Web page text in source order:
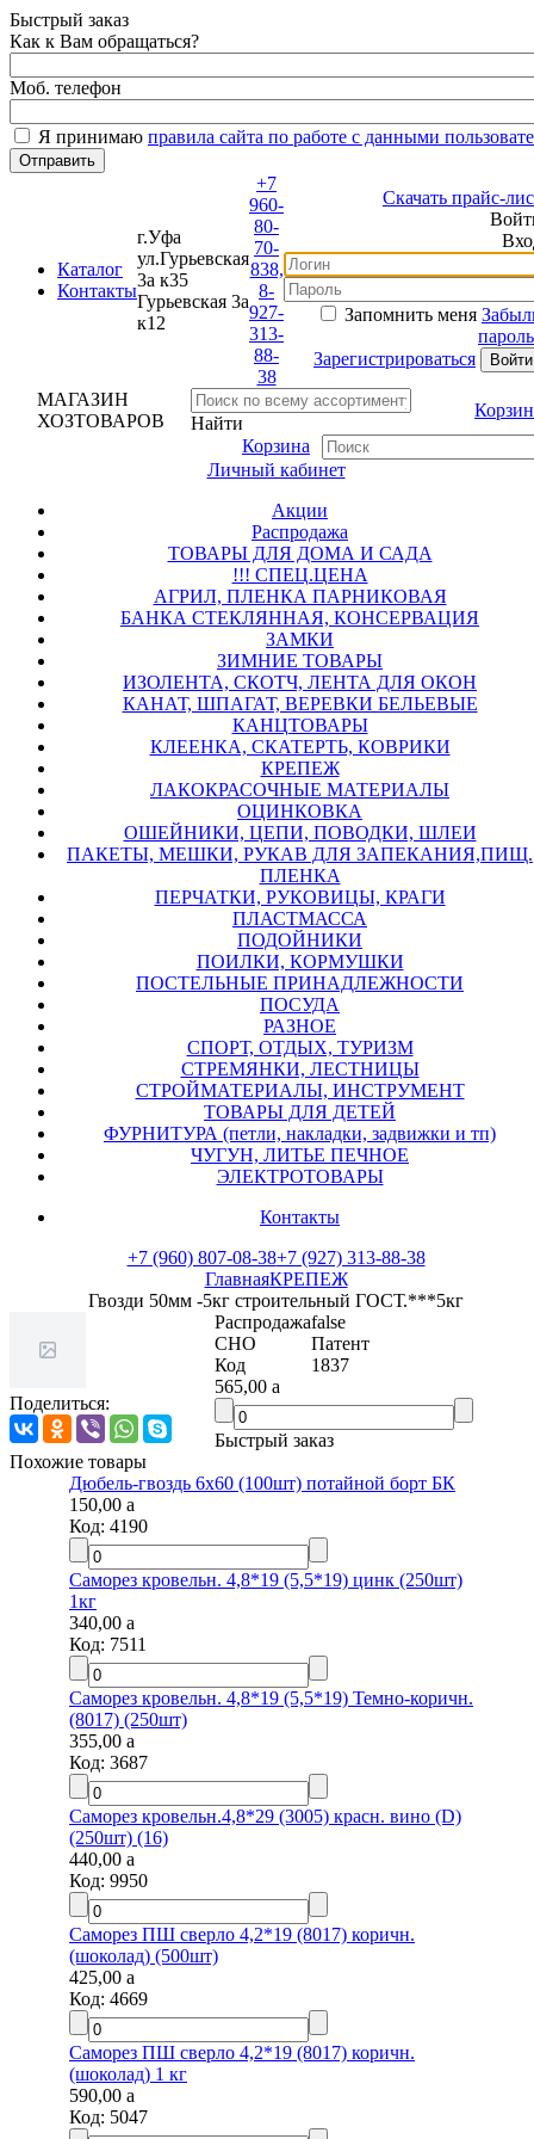
Быстрый заказ
Как к Вам обращаться?
Моб. телефон
Я принимаюправила сайта по работе с данными
Каталог
Контакты
г.Уфа
ул.Гурьевская
3а к35
Гурьевская 3а
к12
+7
960-
80-
70-
838,
8-
927-
313-
88-
38
Скачать прайс-лист
Войти
Вход
Запомнить меня Забыли
пароль?
Зарегистрироваться
МАГАЗИН
ХОЗТОВАРОВ
Найти
Корзина
Корзина
Личный кабинет
Акции
Распродажа
ТОВАРЫ ДЛЯ ДОМА И САДА
!!! СПЕЦ.ЦЕНА
АГРИЛ, ПЛЕНКА ПАРНИКОВАЯ
БАНКА СТЕКЛЯННАЯ, КОНСЕРВАЦИЯ
ЗАМКИ
ЗИМНИЕ ТОВАРЫ
ИЗОЛЕНТА, СКОТЧ, ЛЕНТА ДЛЯ ОКОН
КАНАТ, ШПАГАТ, ВЕРЕВКИ БЕЛЬЕВЫЕ
КАНЦТОВАРЫ
КЛЕЕНКА, СКАТЕРТЬ, КОВРИКИ
КРЕПЕЖ
ЛАКОКРАСОЧНЫЕ МАТЕРИАЛЫ
ОЦИНКОВКА
ОШЕЙНИКИ, ЦЕПИ, ПОВОДКИ, ШЛЕИ
ПАКЕТЫ, МЕШКИ, РУКАВ ДЛЯ ЗАПЕКАНИЯ,ПИЩ.
ПЛЕНКА
ПЕРЧАТКИ, РУКОВИЦЫ, КРАГИ
ПЛАСТМАССА
ПОДОЙНИКИ
ПОИЛКИ, КОРМУШКИ
ПОСТЕЛЬНЫЕ ПРИНАДЛЕЖНОСТИ
ПОСУДА
РАЗНОЕ
СПОРТ, ОТДЫХ, ТУРИЗМ
СТРЕМЯНКИ, ЛЕСТНИЦЫ
СТРОЙМАТЕРИАЛЫ, ИНСТРУМЕНТ
ТОВАРЫ ДЛЯ ДЕТЕЙ
ФУРНИТУРА (петли, накладки, задвижки и тп)
ЧУГУН, ЛИТЬЕ ПЕЧНОЕ
ЭЛЕКТРОТОВАРЫ
Контакты
+7 (960) 807-08-38+7 (927) 313-88-38
ГлавнаяКРЕПЕЖ
Гвозди 50мм -5кг строительный ГОСТ.***5кг
Поделиться:
Распродажаfalse
СНО
Патент
Код
1837
565,00a
Быстрый заказ
Похожие товары
Дюбель-гвоздь 6х60 (100шт) потайной борт БК
150,00a
Код:4190
Саморез кровельн. 4,8*19 (5,5*19) цинк (250шт)
1кг
340,00a
Код:7511
Саморез кровельн. 4,8*19 (5,5*19) Темно-коричн.
(8017) (250шт)
355,00a
Код:3687
Саморез кровельн.4,8*29 (3005) красн. вино (D)
(250шт) (16)
440,00a
Код:9950
Саморез ПШ сверло 4,2*19 (8017) коричн.
(шоколад) (500шт)
425,00a
Код:4669
Саморез ПШ сверло 4,2*19 (8017) коричн.
(шоколад) 1 кг
590,00a
Код:5047